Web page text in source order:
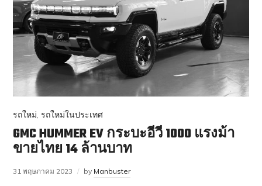
รถใหม่,รถใหม่ในประเทศ
GMC HUMMER EV กระบะอีวี 1000 แรงม้า
ขายไทย 14 ล้านบาท
31 พฤษภาคม 2023 by Manbuster